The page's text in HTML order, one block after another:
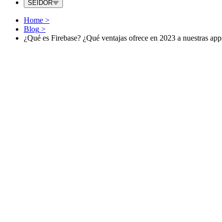
SEIDOR
Home >
Blog >
¿Qué es Firebase? ¿Qué ventajas ofrece en 2023 a nuestras